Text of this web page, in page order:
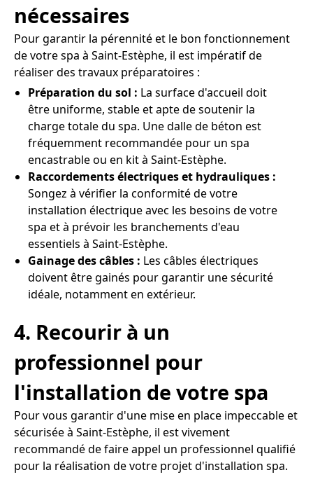
nécessaires
Pour garantir la pérennité et le bon fonctionnement
de votre spa à Saint-Estèphe, il est impératif de
réaliser des travaux préparatoires :
Préparation du sol : La surface d'accueil doit
être uniforme, stable et apte de soutenir la
charge totale du spa. Une dalle de béton est
fréquemment recommandée pour un spa
encastrable ou en kit à Saint-Estèphe.
Raccordements électriques et hydrauliques :
Songez à vérifier la conformité de votre
installation électrique avec les besoins de votre
spa et à prévoir les branchements d'eau
essentiels à Saint-Estèphe.
Gainage des câbles : Les câbles électriques
doivent être gainés pour garantir une sécurité
idéale, notamment en extérieur.
4. Recourir à un
professionnel pour
l'installation de votre spa
Pour vous garantir d'une mise en place impeccable et
sécurisée à Saint-Estèphe, il est vivement
recommandé de faire appel un professionnel qualifié
pour la réalisation de votre projet d'installation spa.